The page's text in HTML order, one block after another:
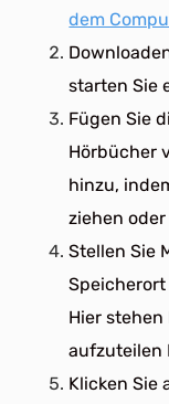
dem
starten Sie
Fügen Sie
Hörbücher
hinzu,
ziehen
Stellen Sie
Speicherort
Hier
aufzuteilen
Klicken Sie